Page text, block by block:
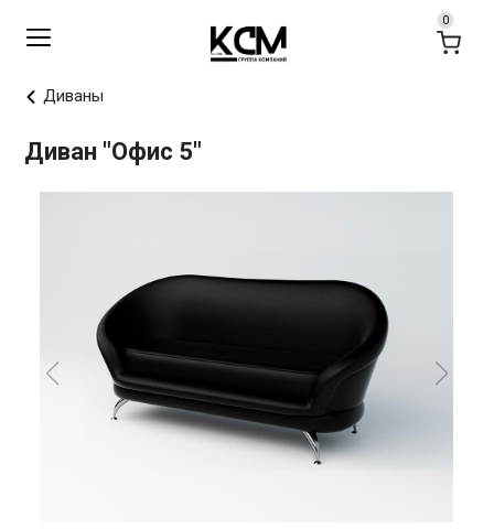
Диваны
Диван "Офис 5"